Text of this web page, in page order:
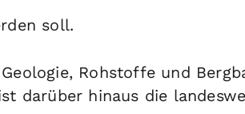
soll.
Rohstoffe und
darüber hinaus die